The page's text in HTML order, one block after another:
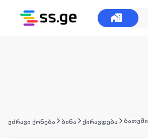
უძრავი ქონება ბინა ქირავდება ბათუმი